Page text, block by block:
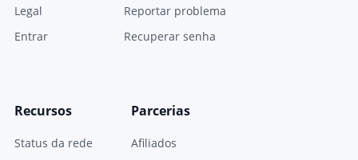
Legal
Entrar
Reportar problema
Recuperar senha
Recursos
Status da rede
Parcerias
Afiliados